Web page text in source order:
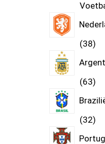
38
63
32